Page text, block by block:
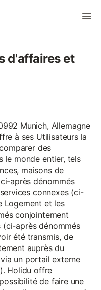
d'affaires et
Munich, Allemagne
à ses Utilisateurs la
des
le monde entier, tels
maisons de
après dénommés
connexes (ci-
Logement et les
conjointement
après dénommés
été transmis, de
auprès du
un portail externe
Holidu offre
de faire une